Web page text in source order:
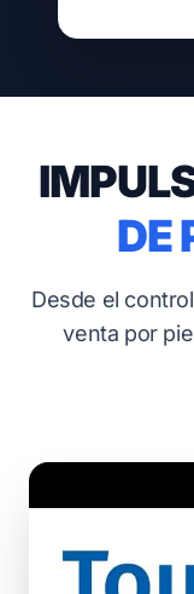
DE
Desde el
venta por